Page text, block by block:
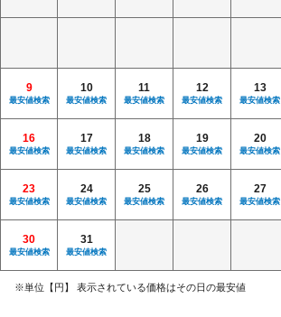
9
最安値検索
10
最安値検索
11
最安値検索
12
最安値検索
13
最安値検索
16
最安値検索
17
最安値検索
18
最安値検索
19
最安値検索
20
最安値検索
23
最安値検索
24
最安値検索
25
最安値検索
26
最安値検索
27
最安値検索
30
最安値検索
31
最安値検索
※単位【円】 表示されている価格はその日の最安値